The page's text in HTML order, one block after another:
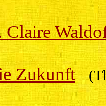
Claire
Zukunft